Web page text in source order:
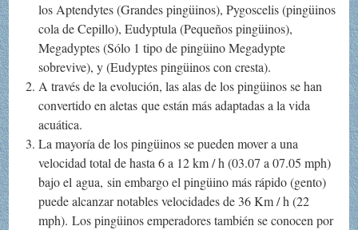
los Aptendytes (Grandes pingüinos), Pygoscelis (pingüinos
cola de Cepillo), Eudyptula (Pequeños pingüinos),
Megadyptes (Sólo 1 tipo de pingüino Megadypte
sobrevive), y (Eudyptes pingüinos con cresta).
A través de la evolución, las alas de los pingüinos se han
convertido en aletas que están más adaptadas a la vida
acuática.
La mayoría de los pingüinos se pueden mover a una
velocidad total de hasta 6 a 12 km / h (03.07 a 07.05 mph)
bajo el agua, sin embargo el pingüino más rápido (gento)
puede alcanzar notables velocidades de 36 Km / h (22
mph). Los pingüinos emperadores también se conocen por